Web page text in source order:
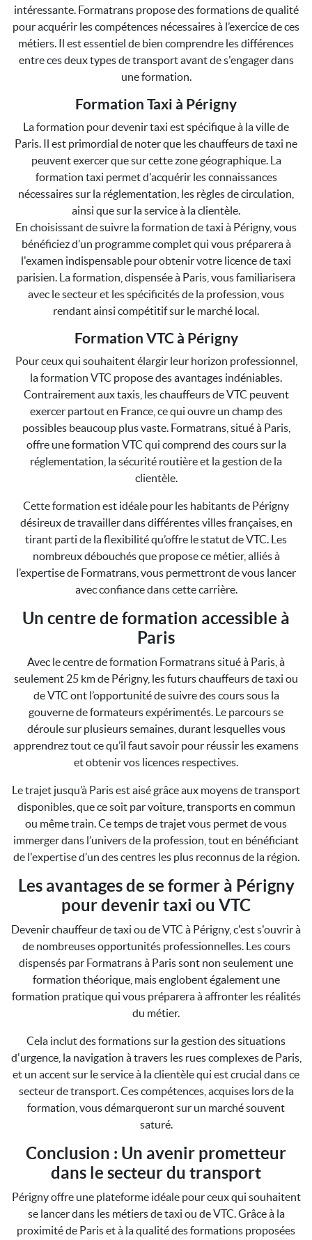
intéressante. Formatrans propose des formations de qualité
pour acquérir les compétences nécessaires à l’exercice de ces
métiers. Il est essentiel de bien comprendre les différences
entre ces deux types de transport avant de s'engager dans
une formation.
Formation Taxi à Périgny
La formation pour devenir taxi est spécifique à la ville de
Paris. Il est primordial de noter que les chauffeurs de taxi ne
peuvent exercer que sur cette zone géographique. La
formation taxi permet d'acquérir les connaissances
nécessaires sur la réglementation, les règles de circulation,
ainsi que sur la service à la clientèle.
En choisissant de suivre la formation de taxi à Périgny, vous
bénéficiez d’un programme complet qui vous préparera à
l'examen indispensable pour obtenir votre licence de taxi
parisien. La formation, dispensée à Paris, vous familiarisera
avec le secteur et les spécificités de la profession, vous
rendant ainsi compétitif sur le marché local.
Formation VTC à Périgny
Pour ceux qui souhaitent élargir leur horizon professionnel,
la formation VTC propose des avantages indéniables.
Contrairement aux taxis, les chauffeurs de VTC peuvent
exercer partout en France, ce qui ouvre un champ des
possibles beaucoup plus vaste. Formatrans, situé à Paris,
offre une formation VTC qui comprend des cours sur la
réglementation, la sécurité routière et la gestion de la
clientèle.
Cette formation est idéale pour les habitants de Périgny
désireux de travailler dans différentes villes françaises, en
tirant parti de la flexibilité qu’offre le statut de VTC. Les
nombreux débouchés que propose ce métier, alliés à
l’expertise de Formatrans, vous permettront de vous lancer
avec confiance dans cette carrière.
Un centre de formation accessible à
Paris
Avec le centre de formation Formatrans situé à Paris, à
seulement 25 km de Périgny, les futurs chauffeurs de taxi ou
de VTC ont l’opportunité de suivre des cours sous la
gouverne de formateurs expérimentés. Le parcours se
déroule sur plusieurs semaines, durant lesquelles vous
apprendrez tout ce qu’il faut savoir pour réussir les examens
et obtenir vos licences respectives.
Le trajet jusqu’à Paris est aisé grâce aux moyens de transport
disponibles, que ce soit par voiture, transports en commun
ou même train. Ce temps de trajet vous permet de vous
immerger dans l’univers de la profession, tout en bénéficiant
de l'expertise d’un des centres les plus reconnus de la région.
Les avantages de se former à Périgny
pour devenir taxi ou VTC
Devenir chauffeur de taxi ou de VTC à Périgny, c'est s'ouvrir à
de nombreuses opportunités professionnelles. Les cours
dispensés par Formatrans à Paris sont non seulement une
formation théorique, mais englobent également une
formation pratique qui vous préparera à affronter les réalités
du métier.
Cela inclut des formations sur la gestion des situations
d'urgence, la navigation à travers les rues complexes de Paris,
et un accent sur le service à la clientèle qui est crucial dans ce
secteur de transport. Ces compétences, acquises lors de la
formation, vous démarqueront sur un marché souvent
saturé.
Conclusion : Un avenir prometteur
dans le secteur du transport
Périgny offre une plateforme idéale pour ceux qui souhaitent
se lancer dans les métiers de taxi ou de VTC. Grâce à la
proximité de Paris et à la qualité des formations proposées